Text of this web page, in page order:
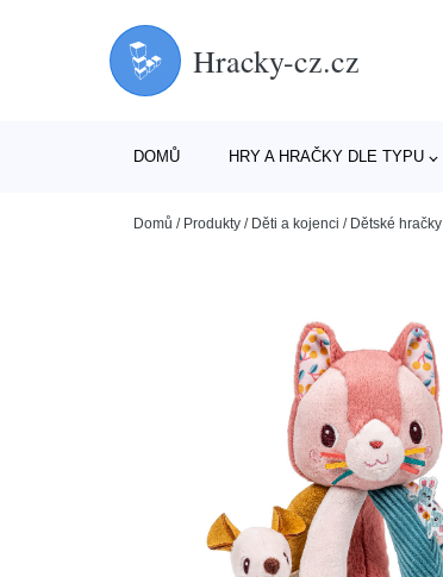
Hracky-cz.cz
DOMŮ HRY A HRAČKY DLE TYPU
Domů / Produkty / Děti a kojenci / Dětské hračky